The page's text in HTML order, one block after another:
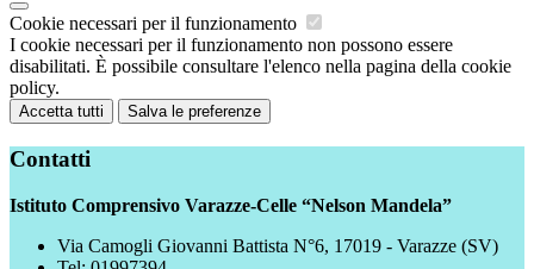
Cookie necessari per il funzionamento
I cookie necessari per il funzionamento non possono essere
disabilitati. È possibile consultare l'elenco nella pagina della cookie
policy.
Accetta tutti Salva le preferenze
Contatti
Istituto Comprensivo Varazze-Celle “Nelson Mandela”
Via Camogli Giovanni Battista N°6, 17019 - Varazze (SV)